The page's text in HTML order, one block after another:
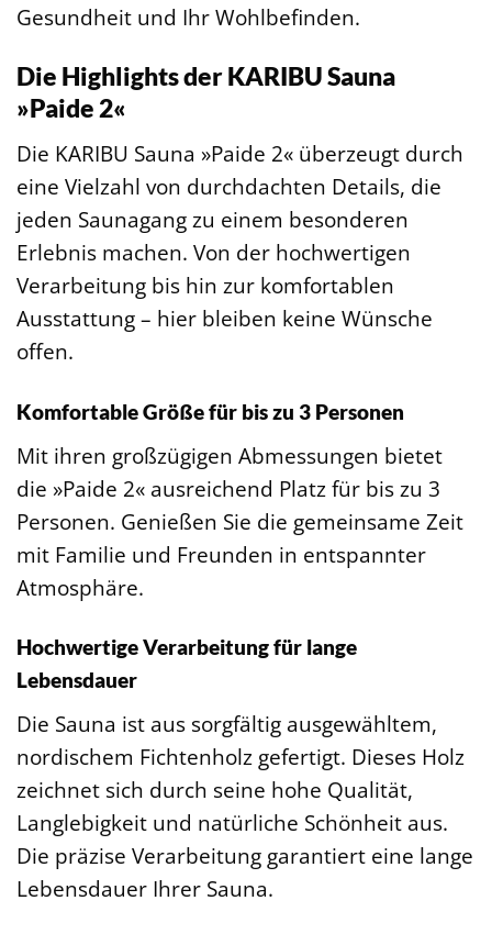
Gesundheit und Ihr Wohlbefinden.
Die Highlights der KARIBU Sauna
»Paide 2«
Die KARIBU Sauna »Paide 2« überzeugt durch
eine Vielzahl von durchdachten Details, die
jeden Saunagang zu einem besonderen
Erlebnis machen. Von der hochwertigen
Verarbeitung bis hin zur komfortablen
Ausstattung – hier bleiben keine Wünsche
offen.
Komfortable Größe für bis zu 3 Personen
Mit ihren großzügigen Abmessungen bietet
die »Paide 2« ausreichend Platz für bis zu 3
Personen. Genießen Sie die gemeinsame Zeit
mit Familie und Freunden in entspannter
Atmosphäre.
Hochwertige Verarbeitung für lange
Lebensdauer
Die Sauna ist aus sorgfältig ausgewähltem,
nordischem Fichtenholz gefertigt. Dieses Holz
zeichnet sich durch seine hohe Qualität,
Langlebigkeit und natürliche Schönheit aus.
Die präzise Verarbeitung garantiert eine lange
Lebensdauer Ihrer Sauna.